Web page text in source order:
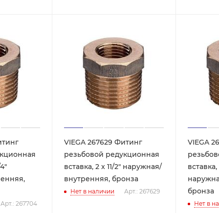
Арт.: 267704
VIEGA 267629 Фитинг
резьбовой редукционная
вставка, 2 x 11/2" наружная/
внутренняя, бронза
Нет в наличии Арт.: 267629
VIEGA
вставка,
бронза
Нет в